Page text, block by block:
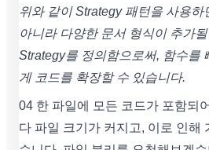
위와 같이 Strategy 패턴을 사용
아니라 다양한 문서 형식이 추가
Strategy를 정의함으로써, 함수를
게 코드를 확장할 수 있습니다.
04 한 파일에 모든 코드가 포함되
다 파일 크기가 커지고, 이로 인해